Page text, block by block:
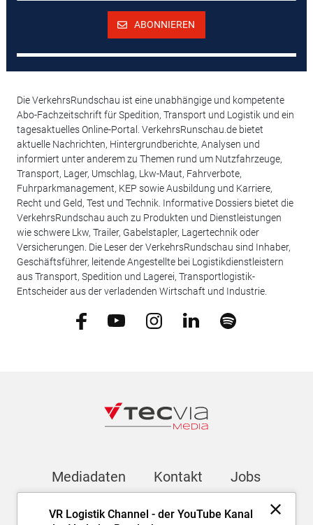
VR Logistik Channel - der YouTube Kanal
ABONNIEREN
Die VerkehrsRundschau ist eine unabhängige und kompetente
Abo-Fachzeitschrift für Spedition, Transport und Logistik und ein
tagesaktuelles Online-Portal. VerkehrsRunschau.de bietet
aktuelle Nachrichten, Hintergrundberichte, Analysen und
informiert unter anderem zu Themen rund um Nutzfahrzeuge,
Transport, Lager, Umschlag, Lkw-Maut, Fahrverbote,
Fuhrparkmanagement, KEP sowie Ausbildung und Karriere,
Recht und Geld, Test und Technik. Informative Dossiers bietet die
VerkehrsRundschau auch zu Produkten und Dienstleistungen
wie schwere Lkw, Trailer, Gabelstapler, Lagertechnik oder
Versicherungen. Die Leser der VerkehrsRundschau sind Inhaber,
Geschäftsführer, leitende Angestellte bei Logistikdienstleistern
aus Transport, Spedition und Lagerei, Transportlogistik-
Entscheider aus der verladenden Wirtschaft und Industrie.
Mediadaten Kontakt Jobs
Newsletter